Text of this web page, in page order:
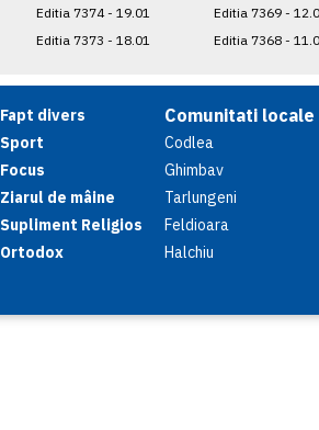
Editia 7374 - 19.01
Editia 7373 - 18.01
Editia 7369 -
Editia 7368 -
Fapt divers
Sport
Focus
Ziarul de mâine
Supliment Religios
Ortodox
Comunitati locale
Codlea
Ghimbav
Tarlungeni
Feldioara
Halchiu